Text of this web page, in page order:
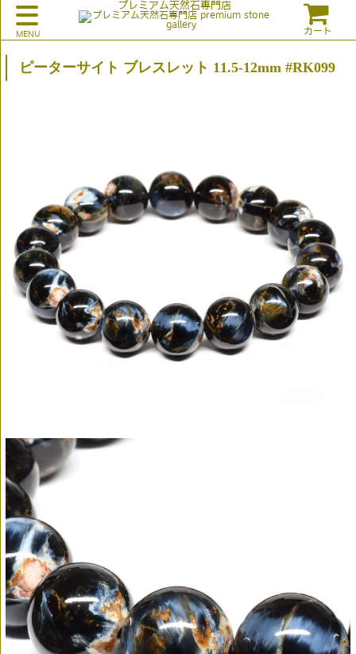
プレミアム天然石専門店
カート
ピーターサイト ブレスレット 11.5-12mm #RK099